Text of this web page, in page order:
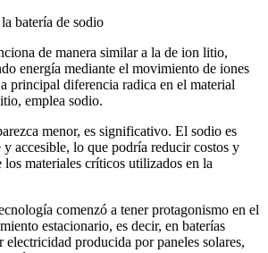
batería de sodio
de manera similar a la de ion litio,
energía mediante el movimiento de iones
principal diferencia radica en el material
emplea sodio.
menor, es significativo. El sodio es
y accesible, lo que podría reducir costos y
materiales críticos utilizados en la
comenzó a tener protagonismo en el
estacionario, es decir, en baterías
electricidad producida por paneles solares,